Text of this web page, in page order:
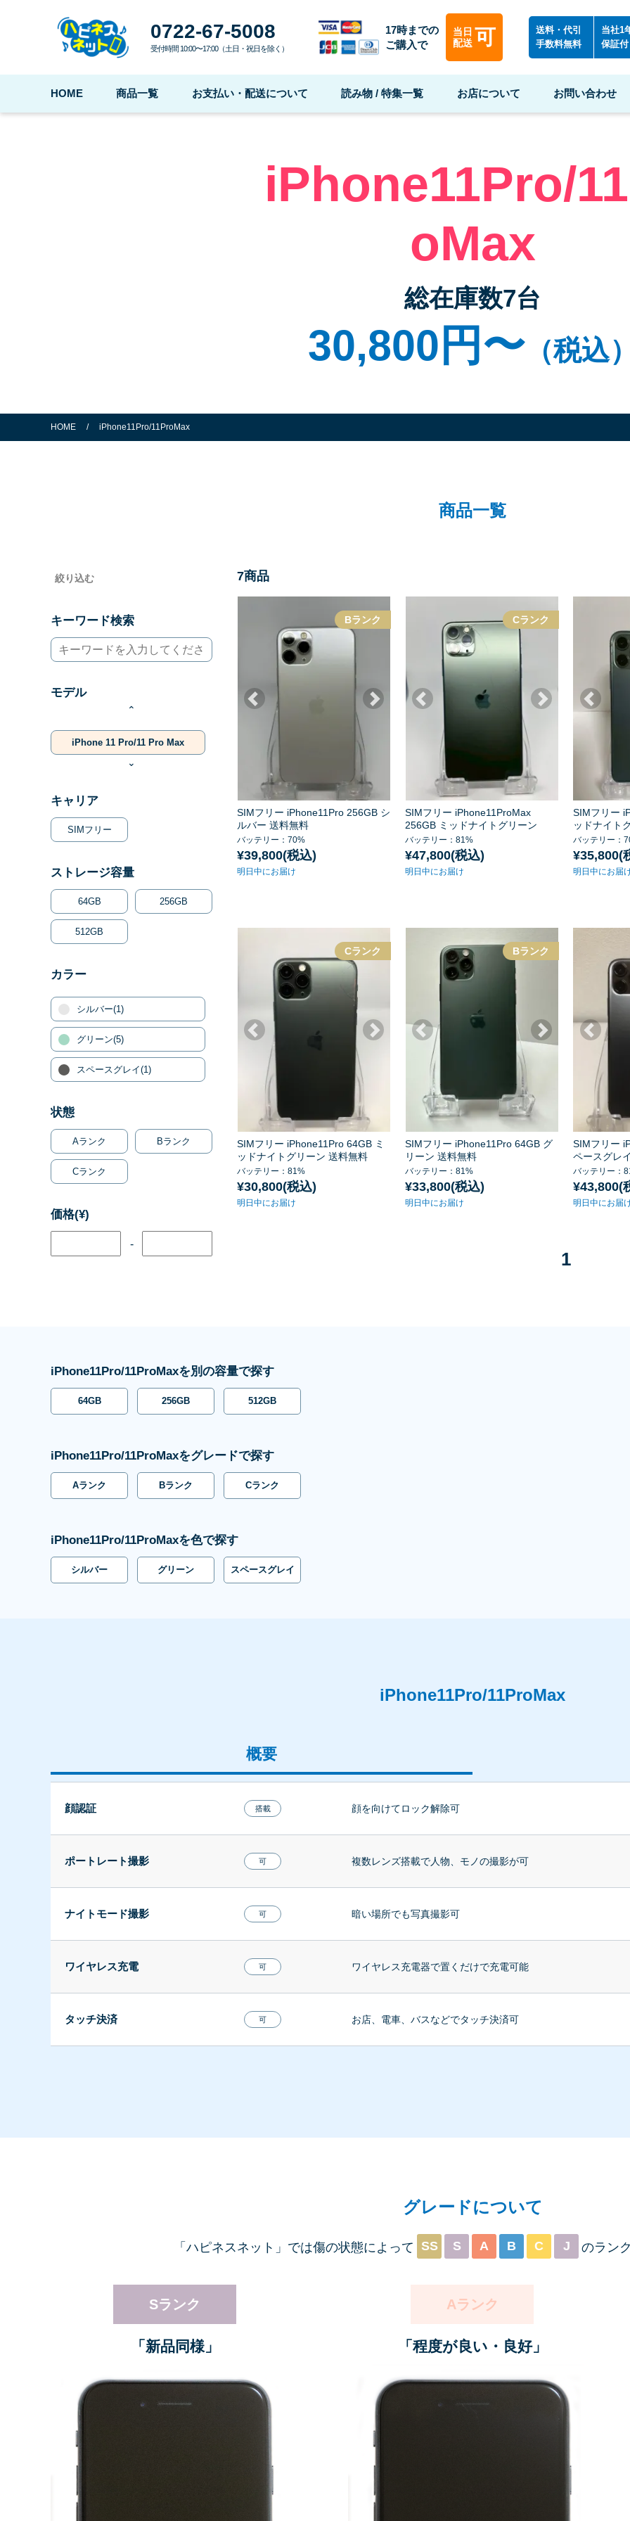
0722-67-5008
受付時間 10:00〜17:00（土日・祝日を除く）
17時までの
ご購入で
当日
配送可
送料・代引
手数料無料
当社1
保証
HOME 商品一覧 お支払い・配送について 読み物 / 特集一覧 お店について お問い合わせ
iPhone11Pro/
oMax
総在庫数7台
30,800円〜（税込
HOME / iPhone11Pro/11ProMax
商品一覧
絞り込む
キーワード検索
モデル
⌃
iPhone 11 Pro/11 Pro Max
⌄
キャリア
SIMフリー
ストレージ容量
64GB 256GB
512GB
カラー
シルバー(1)
グリーン(5)
スペースグレイ(1)
状態
Aランク Bランク
Cランク
価格(¥)
-
7商品
Bランク
SIMフリー iPhone11Pro 256GB シ
ルバー 送料無料
バッテリー：70%
¥39,800(税込)
明日中にお届け
Cランク
SIMフリー iPhone11ProMax
256GB ミッドナイトグリーン
バッテリー：81%
¥47,800(税込)
明日中にお届け
SIMフリー
ッドナイト
バッテリー：
¥35,800(
明日中にお届
Cランク
SIMフリー iPhone11Pro 64GB ミ
ッドナイトグリーン 送料無料
バッテリー：81%
¥30,800(税込)
明日中にお届け
Bランク
SIMフリー iPhone11Pro 64GB グ
リーン 送料無料
バッテリー：81%
¥33,800(税込)
明日中にお届け
SIMフリー
ペースグレ
バッテリー：
¥43,800(
明日中にお届
1
iPhone11Pro/11ProMaxを別の容量で探す
64GB 256GB 512GB
iPhone11Pro/11ProMaxをグレードで探す
Aランク Bランク Cランク
iPhone11Pro/11ProMaxを色で探す
シルバー グリーン スペースグレイ
iPhone11Pro/11ProMax
概要
顔認証 搭載 顔を向けてロック解除可
ポートレート撮影 可 複数レンズ搭載で人物、モノの撮影が可
ナイトモード撮影 可 暗い場所でも写真撮影可
ワイヤレス充電 可 ワイヤレス充電器で置くだけで充電可能
タッチ決済 可 お店、電車、バスなどでタッチ決済可
グレードについて
「ハピネスネット」では傷の状態によって SS S A B C J のラン
Sランク Aランク
「新品同様」 「程度が良い・良好」